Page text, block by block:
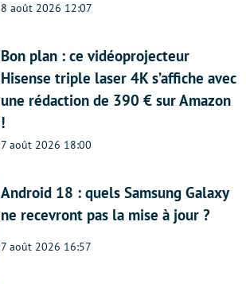
8 août 2026 12:07
Bon plan : ce vidéoprojecteur
Hisense triple laser 4K s’affiche avec
une rédaction de 390 € sur Amazon
!
7 août 2026 18:00
Android 18 : quels Samsung Galaxy
ne recevront pas la mise à jour ?
7 août 2026 16:57